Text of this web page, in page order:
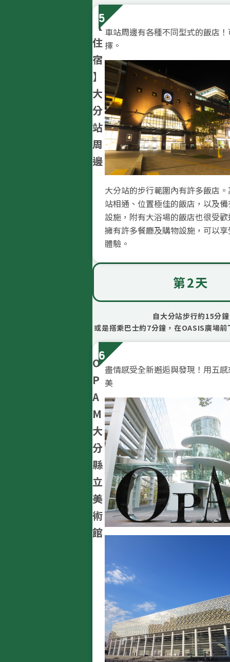
5
【
住
宿
】
大
分
站
周
邊
車站周邊有各種不同型式的飯店
擇。
大分站的步行範圍內有許多飯店
站相通、位置極佳的飯店，以及
設施，附有大浴場的飯店也很受
擁有許多餐廳及購物設施，可以
體驗。
第2天
自大分站步行約15分鐘
或是搭乘巴士約7分鐘，在OASIS廣場
6
O
P
A
M
大
分
縣
立
美
術
館
盡情感受全新邂逅與發現！用五
美